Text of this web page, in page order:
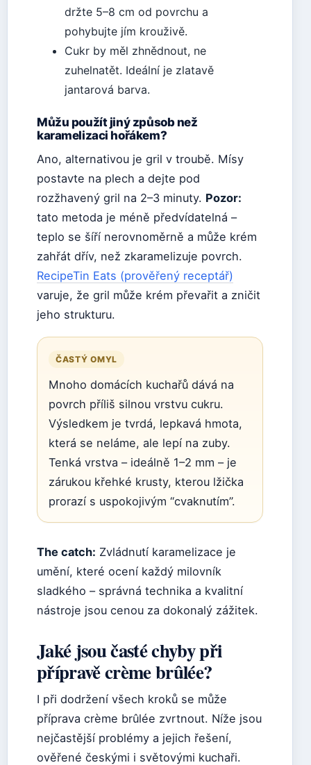
držte 5–8 cm od povrchu a
pohybujte jím krouživě.
Cukr by měl zhnědnout, ne
zuhelnatět. Ideální je zlatavě
jantarová barva.
Můžu použít jiný způsob než
karamelizaci hořákem?
Ano, alternativou je gril v troubě. Mísy
postavte na plech a dejte pod
rozžhavený gril na 2–3 minuty. Pozor:
tato metoda je méně předvídatelná –
teplo se šíří nerovnoměrně a může krém
zahřát dřív, než zkaramelizuje povrch.
RecipeTin Eats (prověřený receptář)
varuje, že gril může krém převařit a zničit
jeho strukturu.
ČASTÝ OMYL
Mnoho domácích kuchařů dává na
povrch příliš silnou vrstvu cukru.
Výsledkem je tvrdá, lepkavá hmota,
která se neláme, ale lepí na zuby.
Tenká vrstva – ideálně 1–2 mm – je
zárukou křehké krusty, kterou lžička
prorazí s uspokojivým “cvaknutím”.
The catch: Zvládnutí karamelizace je
umění, které ocení každý milovník
sladkého – správná technika a kvalitní
nástroje jsou cenou za dokonalý zážitek.
Jaké jsou časté chyby při
přípravě crème brûlée?
I při dodržení všech kroků se může
příprava crème brûlée zvrtnout. Níže jsou
nejčastější problémy a jejich řešení,
ověřené českými i světovými kuchaři.